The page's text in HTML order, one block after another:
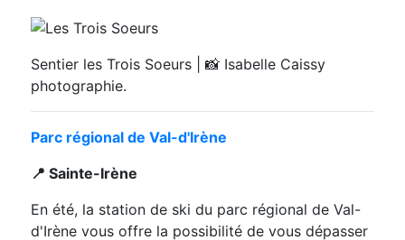
Sentier les Trois Soeurs | 📸 Isabelle Caissy
photographie.
Parc régional de Val-d'Irène
📍 Sainte-Irène
En été, la station de ski du parc régional de Val-
d'Irène vous offre la possibilité de vous dépasser